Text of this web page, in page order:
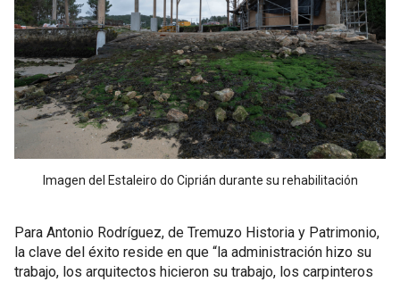
Imagen del Estaleiro do Ciprián durante su rehabilitación
Para Antonio Rodríguez, de Tremuzo Historia y Patrimonio,
la clave del éxito reside en que “la administración hizo su
trabajo, los arquitectos hicieron su trabajo, los carpinteros